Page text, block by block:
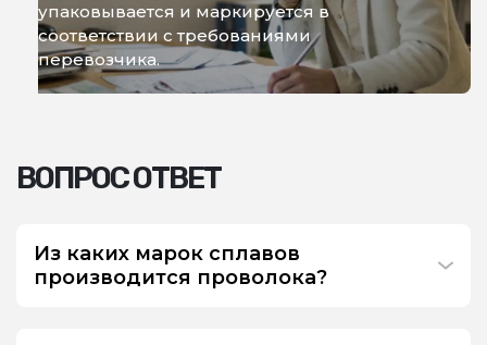
упаковывается и маркируется в
соответствии с требованиями
перевозчика.
ВОПРОС ОТВЕТ
Из каких марок сплавов
производится проволока?